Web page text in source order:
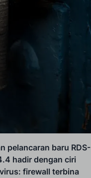
pelancaran baru RDS-
hadir dengan ciri
firewall terbina